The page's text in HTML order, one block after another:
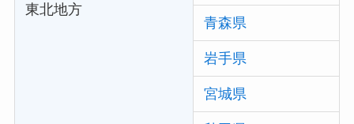
東北地方
青森県
岩手県
宮城県